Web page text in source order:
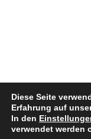
Impressum /
Diese Seite
Erfahrung auf
In den
verwendet werden